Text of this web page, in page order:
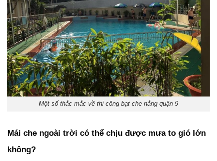
Một số thắc mắc về thi công bạt che nắng quận 9
Mái che ngoài trời có thể chịu được mưa to gió lớn
không?